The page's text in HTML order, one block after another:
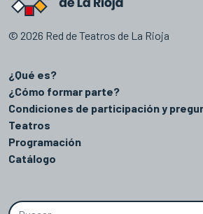
© 2026 Red de Teatros de La Rioja
¿Qué es?
¿Cómo formar parte?
Condiciones de participación y
Teatros
Programación
Catálogo